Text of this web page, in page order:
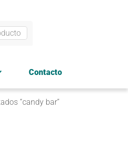
Contacto
“candy bar”